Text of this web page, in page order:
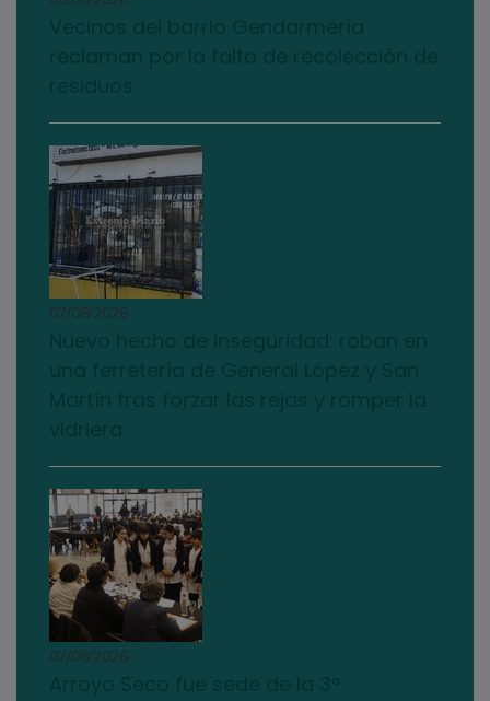
07/08/2026
07/08/2026